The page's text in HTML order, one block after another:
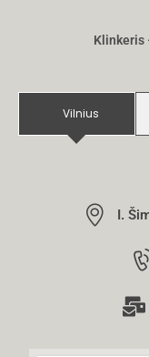
Klinkeris
Vilnius
I.